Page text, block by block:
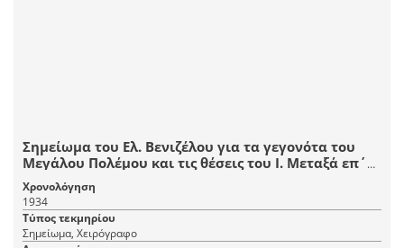
Σημείωμα του Ελ. Βενιζέλου για τα γεγονότα του
Μεγάλου Πολέμου και τις θέσεις του Ι. Μεταξά επ΄
αυτών.
Χρονολόγηση
1934
Τύπος τεκμηρίου
Σημείωμα, Χειρόγραφο